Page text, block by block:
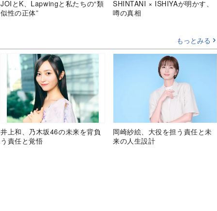
JOIとK、Lapwingと私たちの“類
似性の正体”
SHINTANI × ISHIYAが明かす、
噂の真相
もっとみる
井上和、乃木坂46の未来を背負
う責任と覚悟
岡崎紗絵、大役を担う責任と未
来の人生設計